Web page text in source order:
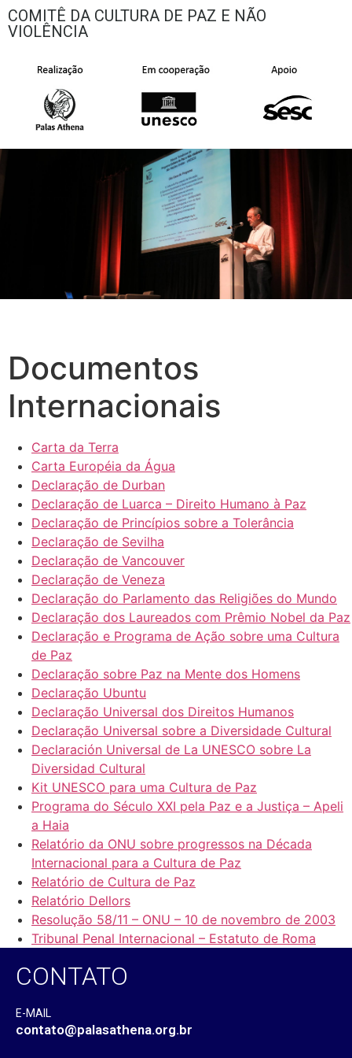
COMITÊ DA CULTURA DE PAZ E NÃO
VIOLÊNCIA
Documentos
Internacionais
Carta da Terra
Carta Européia da Água
Declaração de Durban
Declaração de Luarca – Direito Humano à Paz
Declaração de Princípios sobre a Tolerância
Declaração de Sevilha
Declaração de Vancouver
Declaração de Veneza
Declaração do Parlamento das Religiões do Mundo
Declaração dos Laureados com Prêmio Nobel da Paz
Declaração e Programa de Ação sobre uma Cultura
de Paz
Declaração sobre Paz na Mente dos Homens
Declaração Ubuntu
Declaração Universal dos Direitos Humanos
Declaração Universal sobre a Diversidade Cultural
Declaración Universal de La UNESCO sobre La
Diversidad Cultural
Kit UNESCO para uma Cultura de Paz
Programa do Século XXI pela Paz e a Justiça – Apeli
a Haia
Relatório da ONU sobre progressos na Década
Internacional para a Cultura de Paz
Relatório de Cultura de Paz
Relatório Dellors
Resolução 58/11 – ONU – 10 de novembro de 2003
Tribunal Penal Internacional – Estatuto de Roma
CONTATO
E-MAIL
contato@palasathena.org.br